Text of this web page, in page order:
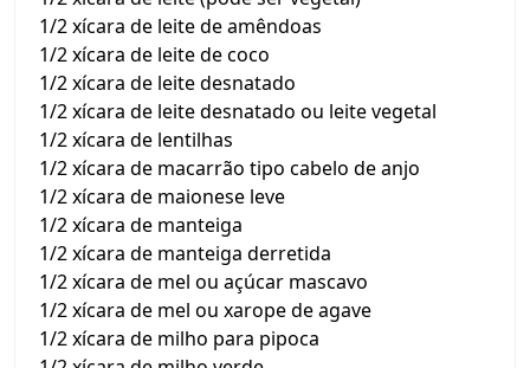
1/2 xícara de leite de amêndoas
1/2 xícara de leite de coco
1/2 xícara de leite desnatado
1/2 xícara de leite desnatado ou leite vegetal
1/2 xícara de lentilhas
1/2 xícara de macarrão tipo cabelo de anjo
1/2 xícara de maionese leve
1/2 xícara de manteiga
1/2 xícara de manteiga derretida
1/2 xícara de mel ou açúcar mascavo
1/2 xícara de mel ou xarope de agave
1/2 xícara de milho para pipoca